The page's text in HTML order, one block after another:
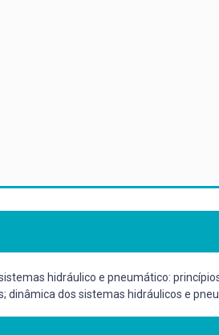
hidráulico e pneumático:
dinâmica dos sistemas hidráulicos e